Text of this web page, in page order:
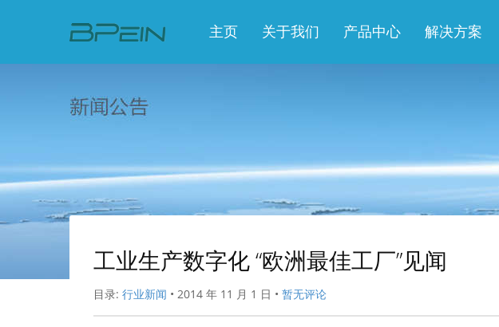
主页 关于我们 产品中心 解决方案
工业生产数字化 “欧洲最佳工厂”见闻
目录: 行业新闻 • 2014 年 11 月 1 日 • 暂无评论